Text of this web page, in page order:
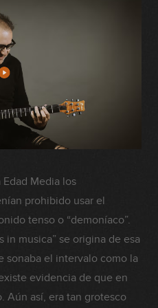
Media los
prohibido usar el
tenso o “demoníaco”.
musica” se origina de esa
sonaba el intervalo como la
evidencia de que en
Aún así, era tan grotesco